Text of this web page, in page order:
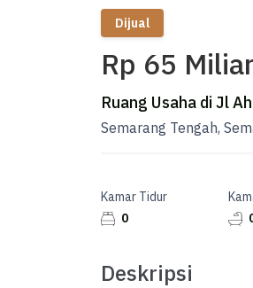
Dijual
Rp 65 Miliar
Ruang Usaha di Jl
Semarang Tengah,
Kamar Tidur
0
Deskripsi